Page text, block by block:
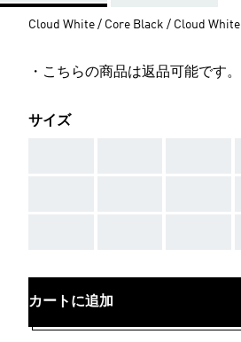
Cloud White / Core Black / Cloud White
・こちらの商品は返品可能です。
サイズ
カートに追加